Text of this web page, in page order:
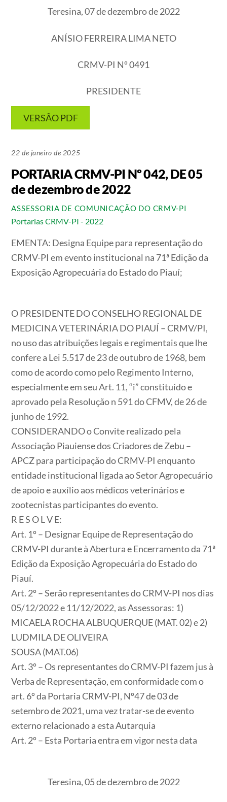
Teresina, 07 de dezembro de 2022
ANÍSIO FERREIRA LIMA NETO
CRMV-PI Nº 0491
PRESIDENTE
VERSÃO PDF
22 de janeiro de 2025
PORTARIA CRMV-PI Nº 042, DE 05
de dezembro de 2022
ASSESSORIA DE COMUNICAÇÃO DO CRMV-PI
Portarias CRMV-PI - 2022
EMENTA: Designa Equipe para representação do
CRMV-PI em evento institucional na 71ª Edição da
Exposição Agropecuária do Estado do Piauí;
O PRESIDENTE DO CONSELHO REGIONAL DE
MEDICINA VETERINÁRIA DO PIAUÍ – CRMV/PI,
no uso das atribuições legais e regimentais que lhe
confere a Lei 5.517 de 23 de outubro de 1968, bem
como de acordo como pelo Regimento Interno,
especialmente em seu Art. 11, “i” constituído e
aprovado pela Resolução n 591 do CFMV, de 26 de
junho de 1992.
CONSIDERANDO o Convite realizado pela
Associação Piauiense dos Criadores de Zebu –
APCZ para participação do CRMV-PI enquanto
entidade institucional ligada ao Setor Agropecuário
de apoio e auxílio aos médicos veterinários e
zootecnistas participantes do evento.
R E S O L V E:
Art. 1º – Designar Equipe de Representação do
CRMV-PI durante à Abertura e Encerramento da 71ª
Edição da Exposição Agropecuária do Estado do
Piauí.
Art. 2º – Serão representantes do CRMV-PI nos dias
05/12/2022 e 11/12/2022, as Assessoras: 1)
MICAELA ROCHA ALBUQUERQUE (MAT. 02) e 2)
LUDMILA DE OLIVEIRA
SOUSA (MAT.06)
Art. 3º – Os representantes do CRMV-PI fazem jus à
Verba de Representação, em conformidade com o
art. 6º da Portaria CRMV-PI, Nº47 de 03 de
setembro de 2021, uma vez tratar-se de evento
externo relacionado a esta Autarquia
Art. 2º – Esta Portaria entra em vigor nesta data
Teresina, 05 de dezembro de 2022